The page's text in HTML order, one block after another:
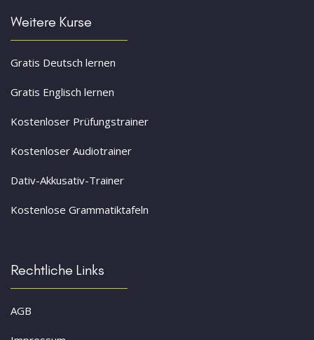
Weitere Kurse
Gratis Deutsch lernen
Gratis Englisch lernen
Kostenloser Prüfungstrainer
Kostenloser Audiotrainer
Dativ-Akkusativ-Trainer
Kostenlose Grammatiktafeln
Rechtliche Links
AGB